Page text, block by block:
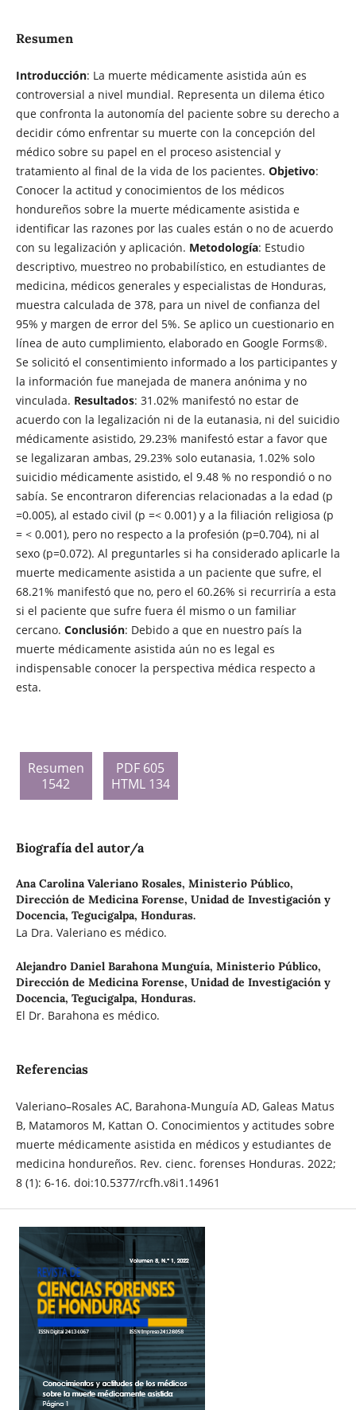
Resumen
Introducción: La muerte médicamente asistida aún es
controversial a nivel mundial. Representa un dilema ético
que confronta la autonomía del paciente sobre su derecho a
decidir cómo enfrentar su muerte con la concepción del
médico sobre su papel en el proceso asistencial y
tratamiento al final de la vida de los pacientes. Objetivo:
Conocer la actitud y conocimientos de los médicos
hondureños sobre la muerte médicamente asistida e
identificar las razones por las cuales están o no de acuerdo
con su legalización y aplicación. Metodología: Estudio
descriptivo, muestreo no probabilístico, en estudiantes de
medicina, médicos generales y especialistas de Honduras,
muestra calculada de 378, para un nivel de confianza del
95% y margen de error del 5%. Se aplico un cuestionario en
línea de auto cumplimiento, elaborado en Google Forms®.
Se solicitó el consentimiento informado a los participantes y
la información fue manejada de manera anónima y no
vinculada. Resultados: 31.02% manifestó no estar de
acuerdo con la legalización ni de la eutanasia, ni del suicidio
médicamente asistido, 29.23% manifestó estar a favor que
se legalizaran ambas, 29.23% solo eutanasia, 1.02% solo
suicidio médicamente asistido, el 9.48 % no respondió o no
sabía. Se encontraron diferencias relacionadas a la edad (p
=0.005), al estado civil (p =< 0.001) y a la filiación religiosa (p
= < 0.001), pero no respecto a la profesión (p=0.704), ni al
sexo (p=0.072). Al preguntarles si ha considerado aplicarle la
muerte medicamente asistida a un paciente que sufre, el
68.21% manifestó que no, pero el 60.26% si recurriría a esta
si el paciente que sufre fuera él mismo o un familiar
cercano. Conclusión: Debido a que en nuestro país la
muerte médicamente asistida aún no es legal es
indispensable conocer la perspectiva médica respecto a
esta.
Resumen
1542
PDF 605
HTML 134
Biografía del autor/a
Ana Carolina Valeriano Rosales, Ministerio Público,
Dirección de Medicina Forense, Unidad de Investigación y
Docencia, Tegucigalpa, Honduras.
La Dra. Valeriano es médico.
Alejandro Daniel Barahona Munguía, Ministerio Público,
Dirección de Medicina Forense, Unidad de Investigación y
Docencia, Tegucigalpa, Honduras.
El Dr. Barahona es médico.
Referencias
Valeriano–Rosales AC, Barahona-Munguía AD, Galeas Matus
B, Matamoros M, Kattan O. Conocimientos y actitudes sobre
muerte médicamente asistida en médicos y estudiantes de
medicina hondureños. Rev. cienc. forenses Honduras. 2022;
8 (1): 6-16. doi:10.5377/rcfh.v8i1.14961